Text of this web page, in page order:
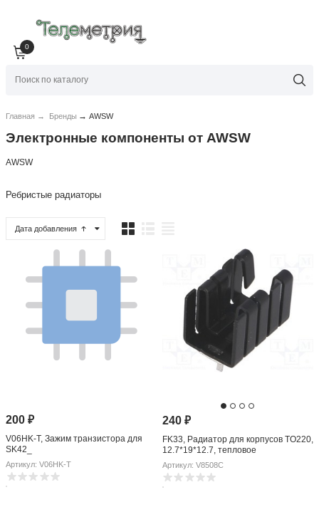
0
Главная → Бренды → AWSW
Электронные компоненты от AWSW
AWSW
Ребристые радиаторы
Дата добавления
200₽
V06HK-T, Зажим транзистора для
SK42_
Артикул: V06HK-T
240 ₽
FK33, Радиатор для корпусов TO220,
12.7*19*12.7, тепловое
сопротивление 21 К/Вт
Артикул: V8508C